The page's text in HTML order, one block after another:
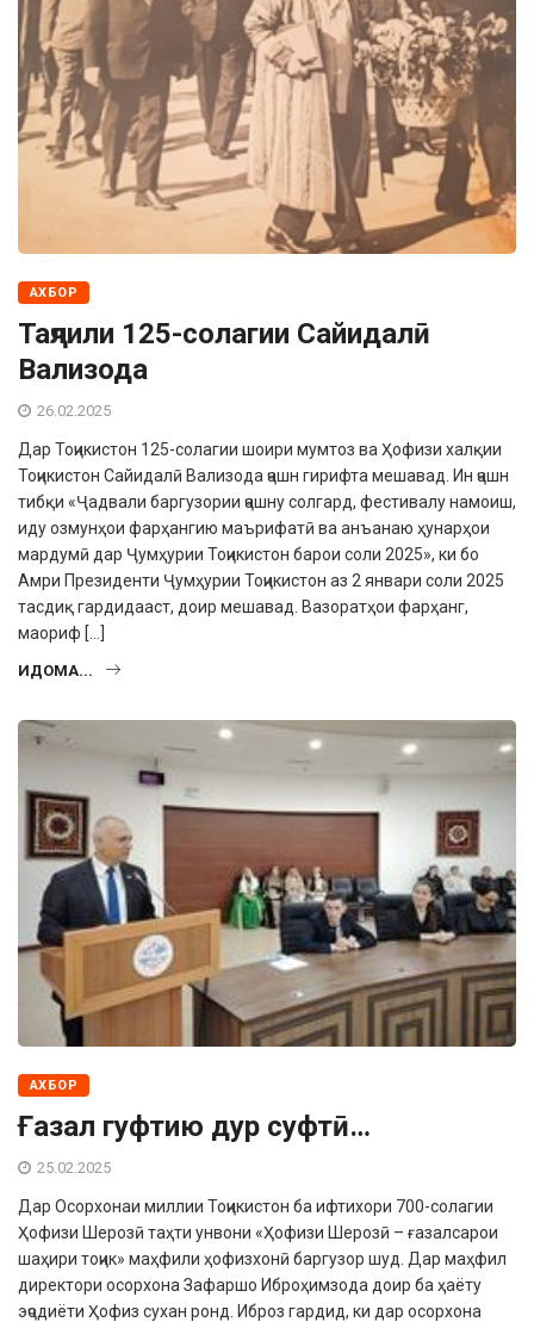
АХБОР
Таҷлили 125-солагии Сайидалӣ
Вализода
26.02.2025
Дар Тоҷикистон 125-со­лагии шоири мумтоз ва Ҳо­физи халқии
Тоҷикистон Сайидалӣ Вализода ҷашн гирифта мешавад. Ин ҷашн
тибқи «Ҷадвали баргузории ҷашну солгард, фестива­лу намоиш,
иду озмунҳои фарҳангию маърифатӣ ва анъанаю ҳунарҳои
мардумӣ дар Ҷумҳурии Тоҷикистон барои соли 2025», ки бо
Амри Президенти Ҷумҳурии Тоҷикистон аз 2 январи соли 2025
тасдиқ гардидааст, доир мешавад. Вазоратҳои фарҳанг,
маориф […]
ИДОМА...
АХБОР
Ғазал гуфтию дур суфтӣ…
25.02.2025
Дар Осорхонаи миллии Тоҷи­кистон ба ифтихори 700-солагии
Ҳофизи Шерозӣ таҳти унвони «Ҳофизи Шерозӣ – ғазалсарои
шаҳири тоҷик» маҳфили ҳофиз­хонӣ баргузор шуд. Дар маҳфил
директори осор­хона Зафаршо Иброҳимзода доир ба ҳаёту
эҷодиёти Ҳофиз сухан ронд. Иброз гардид, ки дар осорхона